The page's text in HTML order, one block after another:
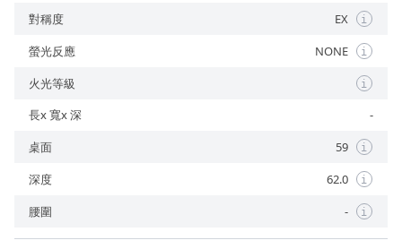
對稱度 EX i
螢光反應 NONE i
火光等級 i
長x 寬x 深
-
桌面
59 i
深度 62.0 i
腰圍 - i